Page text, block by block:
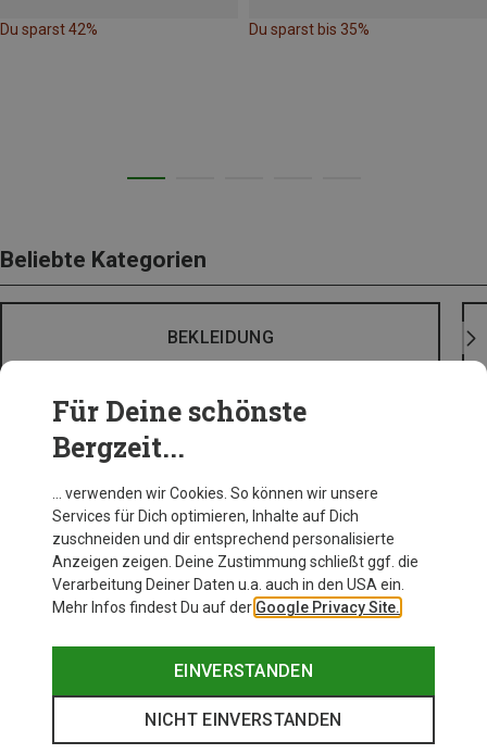
Du sparst 42% Du sparst bis 35%
Beliebte Kategorien
BEKLEIDUNG
Für Deine schönste
Bergzeit...
… verwenden wir Cookies. So können wir unsere
Services für Dich optimieren, Inhalte auf Dich
zuschneiden und dir entsprechend personalisierte
Anzeigen zeigen. Deine Zustimmung schließt ggf. die
Verarbeitung Deiner Daten u.a. auch in den USA ein.
Mehr Infos findest Du auf der Google Privacy Site.
EINVERSTANDEN
NICHT EINVERSTANDEN